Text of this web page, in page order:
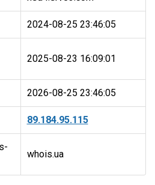
2024-08-25 23:46:05
2025-08-23 16:09:01
2026-08-25 23:46:05
89.184.95.115
whois.ua